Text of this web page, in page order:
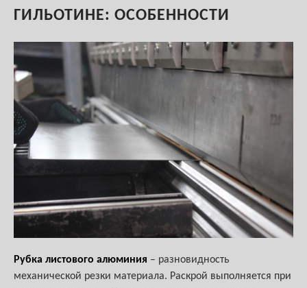
ГИЛЬОТИНЕ: ОСОБЕННОСТИ
Рубка листового алюминия – разновидность
механической резки материала. Раскрой выполняется при